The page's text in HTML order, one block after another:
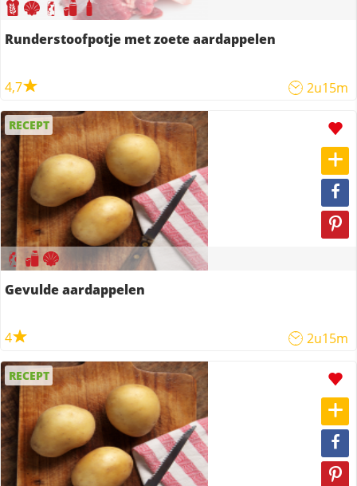
Runderstoofpotje met zoete aardappelen
4,7 2u15m
RECEPT
Gevulde aardappelen
4 2u15m
RECEPT